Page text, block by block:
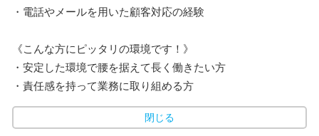
・電話やメールを用いた顧客対応の経験
《こんな方にピッタリの環境です！》
・安定した環境で腰を据えて長く働きたい方
・責任感を持って業務に取り組める方
閉じる